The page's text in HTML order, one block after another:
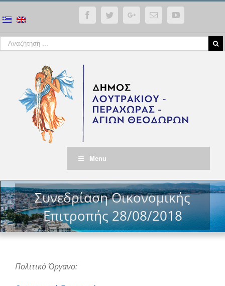
FacebookTwitterGoogle+Email YouTube
Menu
Συνεδρίαση Οικονομικής
Επιτροπής 28/08/2018
Πολιτικό Όργανο: